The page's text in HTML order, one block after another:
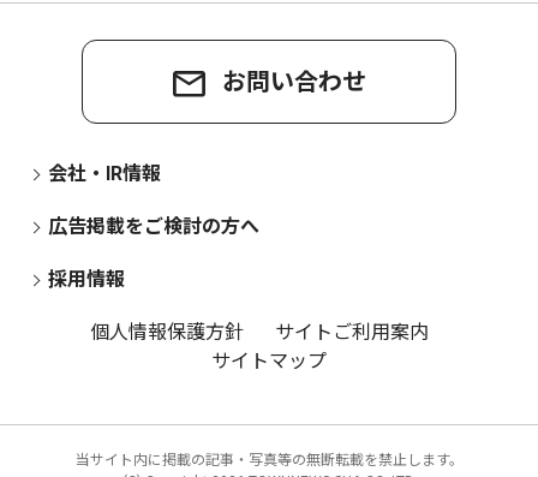
お問い合わせ
会社・IR情報
広告掲載をご検討の方へ
採用情報
個人情報保護方針
サイトご利用案内
サイトマップ
当サイト内に掲載の記事・写真等の無断転載を禁止します。